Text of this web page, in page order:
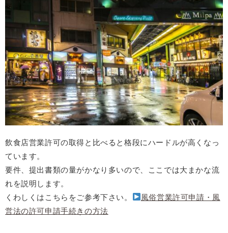
飲食店営業許可の取得と比べると格段にハードルが高くなっ
ています。
要件、提出書類の量がかなり多いので、ここでは大まかな流
れを説明します。
くわしくはこちらをご参考下さい。
風俗営業許可申請・風
営法の許可申請手続きの方法